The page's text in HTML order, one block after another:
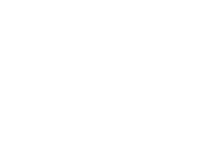
钓鱼、皮划艇等所有便利设施，距离